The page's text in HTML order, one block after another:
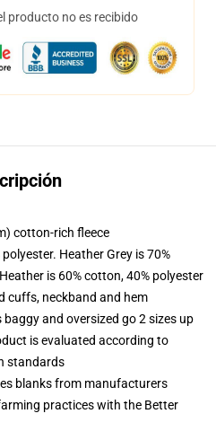
producto no es recibido
cotton-rich fleece
Heather Grey is 70%
is 60% cotton, 40% polyester
cuffs, neckband and hem
and oversized go 2 sizes up
is evaluated according to
standards
blanks from manufacturers
practices with the Better